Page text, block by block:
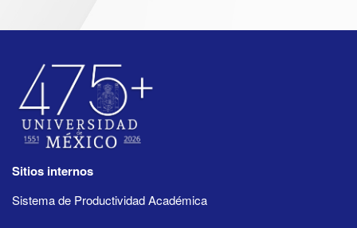
Sitios internos
Sistema de Productividad Académica